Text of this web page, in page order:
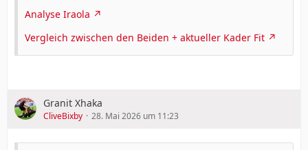
Analyse Iraola
Vergleich zwischen den Beiden + aktueller Kader Fit
Granit Xhaka
CliveBixby 28. Mai 2026 um 11:23